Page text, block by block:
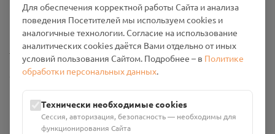
Политика конфиденциальности
Промо-материалы
Настройки cookies
Общество с ограниченной ответственностью «Смоленский
Проект Помним»
ИНН: 6700029207 ОГРН: 1256700001986
Юридический адрес: 216790, Смоленская область, р-н
Руднянский, г. Рудня, улица Западная, д. 26А, пом. 18
Для обеспечения корректной работы Сайта и анализа
поведения Посетителей мы используем cookies и
аналогичные технологии. Согласие на использование
аналитических cookies даётся Вами отдельно от иных
условий пользования Сайтом. Подробнее – в Политике
обработки персональных данных.
Технически необходимые cookies
Сессия, авторизация, безопасность — необходимы для
функционирования Сайта